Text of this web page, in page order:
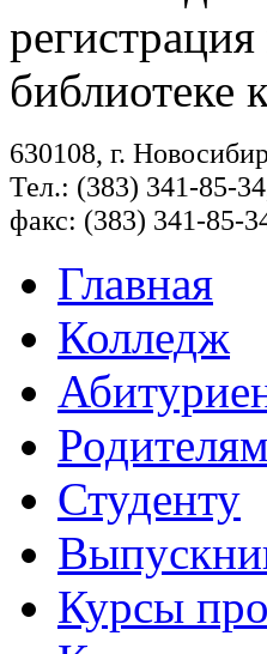
библиотеке
630108, г.
Тел.: (383) 341-85-
факс: (383) 341-85-
Главная
Колледж
Родителям
Студенту
Курсы